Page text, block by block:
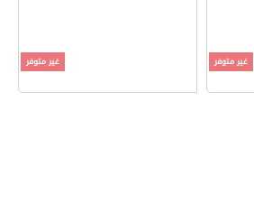
غير متوفر غير متوفر